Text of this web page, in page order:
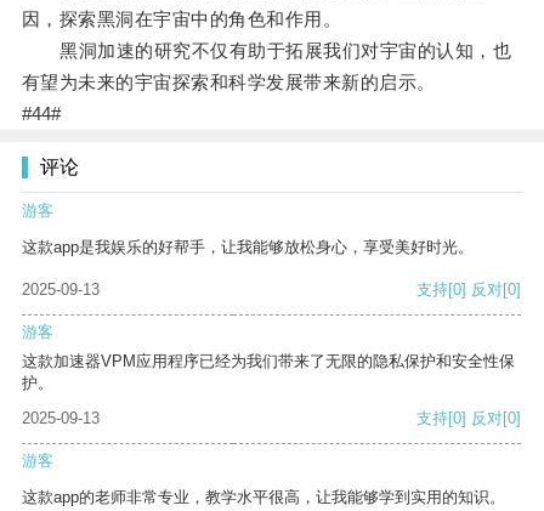
因，探索黑洞在宇宙中的角色和作用。
黑洞加速的研究不仅有助于拓展我们对宇宙的认知，也
有望为未来的宇宙探索和科学发展带来新的启示。
#44#
评论
游客
这款app是我娱乐的好帮手，让我能够放松身心，享受美好时光。
2025-09-13 支持[0] 反对[0]
游客
这款加速器VPM应用程序已经为我们带来了无限的隐私保护和安全性保
护。
2025-09-13
支持[0] 反对[0]
游客
这款app的老师非常专业，教学水平很高，让我能够学到实用的知识。